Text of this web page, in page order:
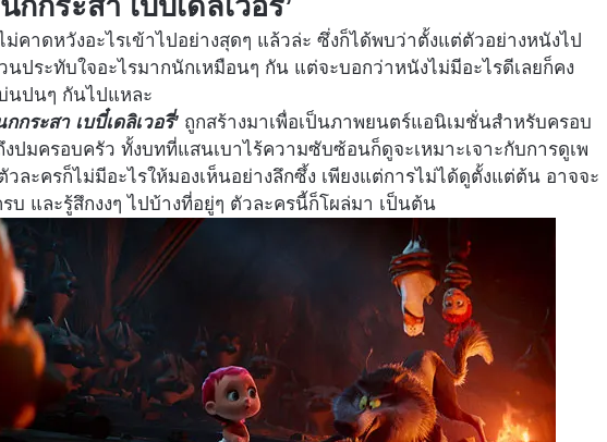
กกระสา เบบี๋เดลิเวอรี่’
คาดหวังอะไรเข้าไปอย่างสุดๆ แล้วล่ะ ซึ่งก็ได้พบว่าตั้งแต่ตัวอย่างหนังไป
ประทับใจอะไรมากนักเหมือนๆ กัน แต่จะบอกว่าหนังไม่มีอะไรดีเลยก็คง
นปนๆ กันไปแหละ
กกระสา เบบี๋เดลิเวอรี่’ ถูกสร้างมาเพื่อเป็นภาพยนตร์แอนิเมชั่นสำหรับครอบ
งปมครอบครัว ทั้งบทที่แสนเบาไร้ความซับซ้อนก็ดูจะเหมาะเจาะกับการดูเพ
ละครก็ไม่มีอะไรให้มองเห็นอย่างลึกซึ้ง เพียงแต่การไม่ได้ดูตั้งแต่ต้น อาจจะ
บ และรู้สึกงงๆ ไปบ้างที่อยู่ๆ ตัวละครนี้ก็โผล่มา เป็นต้น